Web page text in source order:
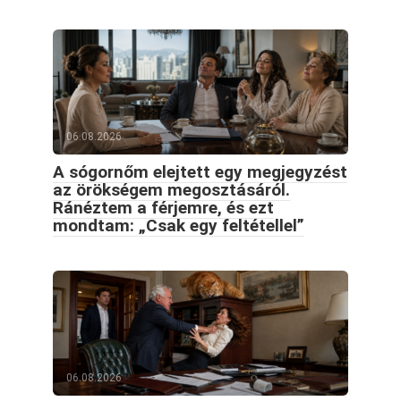
06.08.2026
A sógornőm elejtett egy megjegyzést
az örökségem megosztásáról.
Ránéztem a férjemre, és ezt
mondtam: „Csak egy feltétellel”
06.08.2026